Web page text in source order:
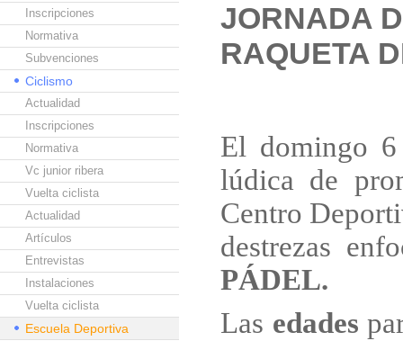
Inscripciones
Normativa
Subvenciones
Ciclismo
Actualidad
Inscripciones
Normativa
Vc junior ribera
Vuelta ciclista
Actualidad
Artículos
Entrevistas
Instalaciones
Vuelta ciclista
Escuela Deportiva
JORNADA
RAQUETA
El domingo
lúdica de
Centro
destrezas
PÁDEL.
Las edades